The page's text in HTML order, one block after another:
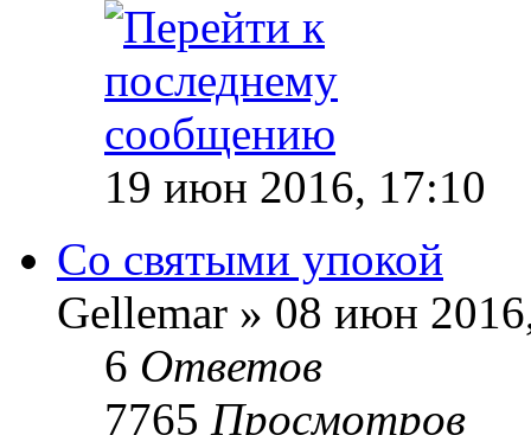
19 июн 2016, 17:10
Со святыми упокой
Gellemar » 08 июн
6 Ответов
7765 Просмотров